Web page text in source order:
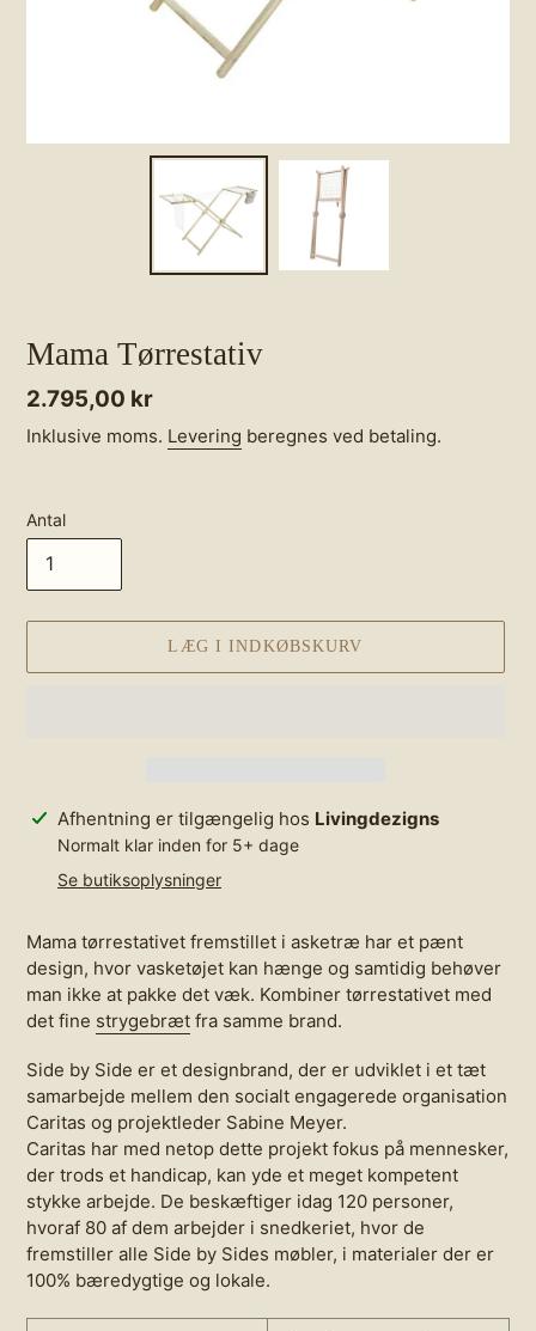
Mama Tørrestativ
Normalpris
2.795,00 kr
Inklusive moms. Levering beregnes ved betaling.
Antal
LÆG I INDKØBSKURV
Lægger
produkt
Afhentning er tilgængelig hos Livingdezigns
Normalt klar inden for 5+ dage
Se butiksoplysninger
Mama tørrestativet fremstillet i asketræ har et pænt
design, hvor vasketøjet kan hænge og samtidig behøver
man ikke at pakke det væk. Kombiner tørrestativet med
det fine strygebræt fra samme brand.
Side by Side er et designbrand, der er udviklet i et tæt
samarbejde mellem den socialt engagerede organisation
Caritas og projektleder Sabine Meyer.
Caritas har med netop dette projekt fokus på mennesker,
der trods et handicap, kan yde et meget kompetent
stykke arbejde. De beskæftiger idag 120 personer,
hvoraf 80 af dem arbejder i snedkeriet, hvor de
fremstiller alle Side by Sides møbler, i materialer der er
100% bæredygtige og lokale.